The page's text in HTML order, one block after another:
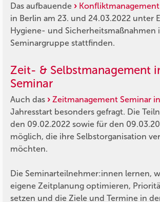
Das aufbauende
in Berlin am 23. und 24.03.2022 unter
Hygiene- und Sicherheitsmaßnahmen
Seminargruppe stattfinden.
Zeit- & Selbstmanagement
Seminar
Auch das Zeitmanagement Seminar
Jahresstart besonders gefragt. Die
den 09.02.2022 sowie für den
möglich, die ihre Selbstorganisation
möchten.
Die Seminarteilnehmer:innen lernen,
eigene Zeitplanung optimieren,
setzen und die Ziele und Termine in